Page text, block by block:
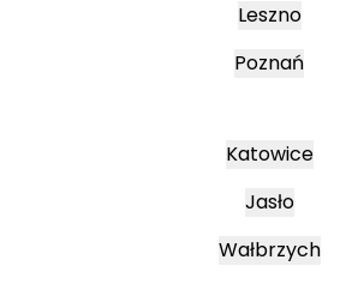
Leszno
Poznań
Katowice
Jasło
Wałbrzych